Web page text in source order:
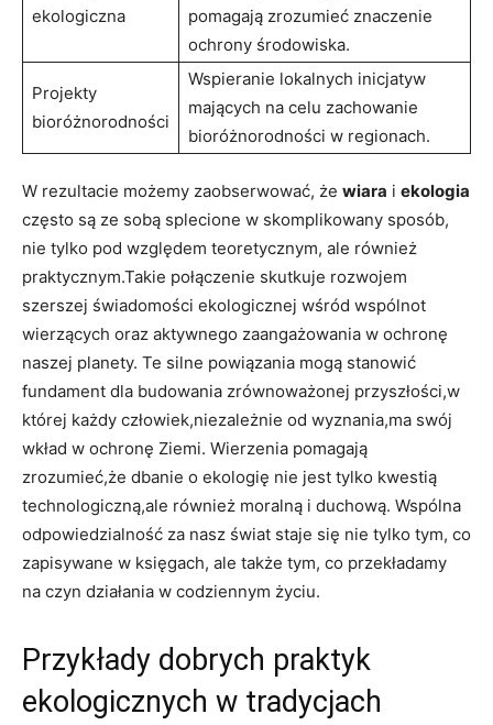
ekologiczna
pomagają zrozumieć‌ znaczenie‌
ochrony środowiska.
Projekty
bioróżnorodności
Wspieranie lokalnych ​inicjatyw
‍mających na celu zachowanie
bioróżnorodności w⁤ regionach.
W rezultacie możemy zaobserwować, że wiara ⁤i ekologia
często są ze sobą ⁣splecione‍ w skomplikowany sposób,
nie tylko pod względem teoretycznym, ale również⁣
praktycznym.Takie ‌połączenie skutkuje rozwojem ​
szerszej świadomości ekologicznej wśród ​wspólnot
wierzących oraz aktywnego zaangażowania w ochronę
naszej‌ planety.‍ Te‌ silne powiązania mogą stanowić
fundament dla ‌budowania zrównoważonej​ przyszłości,w​
której każdy ⁣człowiek,niezależnie od wyznania,ma ⁢swój
wkład w ochronę Ziemi. Wierzenia ‌pomagają
zrozumieć,że dbanie o ‍ekologię nie⁢ jest‍ tylko kwestią
technologiczną,ale również moralną i duchową. Wspólna
odpowiedzialność za ⁢nasz świat staje się nie tylko⁢ tym, ⁣co
‍zapisywane ⁤w księgach, ale także tym, co ‍przekładamy
na czyn działania w codziennym⁣ życiu.
Przykłady dobrych praktyk
ekologicznych‌ w tradycjach